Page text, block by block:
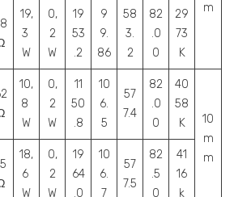
m
19,
3
W
0,
2
W
19
53
.2
9
9.
86
58
3.
2
82
.0
0
29
73
K
10,
8
W
0,
2
W
11
50
.8
10
6.
5
57
7.4
82
.0
0
40
58
K
10
m
m
18,
6
W
0,
2
W
19
64
.0
10
6.
7
57
7.5
82
.5
0
41
16
k